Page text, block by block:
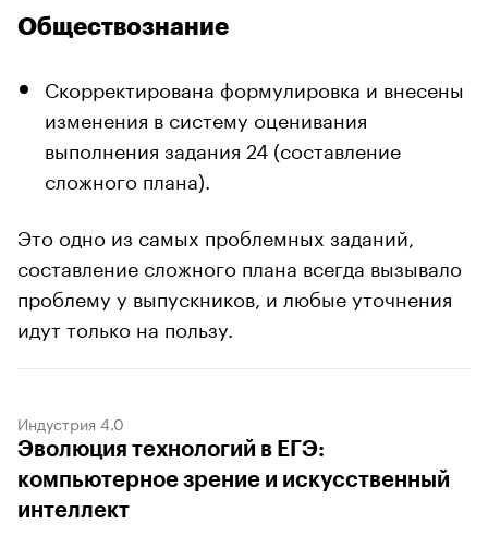
Обществознание
Скорректирована формулировка и внесены
изменения в систему оценивания
выполнения задания 24 (составление
сложного плана).
Это одно из самых проблемных заданий,
составление сложного плана всегда вызывало
проблему у выпускников, и любые уточнения
идут только на пользу.
Индустрия 4.0
Эволюция технологий в ЕГЭ:
компьютерное зрение и искусственный
интеллект